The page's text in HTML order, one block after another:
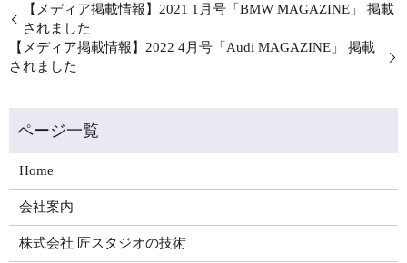
【メディア掲載情報】2021 1月号「BMW MAGAZINE」 掲載
されました
【メディア掲載情報】2022 4月号「Audi MAGAZINE」 掲載
されました
Home
会社案内
株式会社 匠スタジオの技術